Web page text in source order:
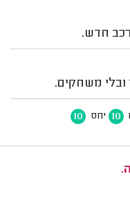
ובלי משחקים.
10 יחס 10